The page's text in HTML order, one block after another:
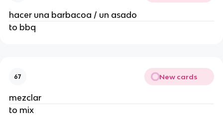
hacer una barbacoa / un asado
to bbq
67 New cards
mezclar
to mix